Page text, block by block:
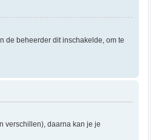
de beheerder dit inschakelde, om te
verschillen), daarna kan je je